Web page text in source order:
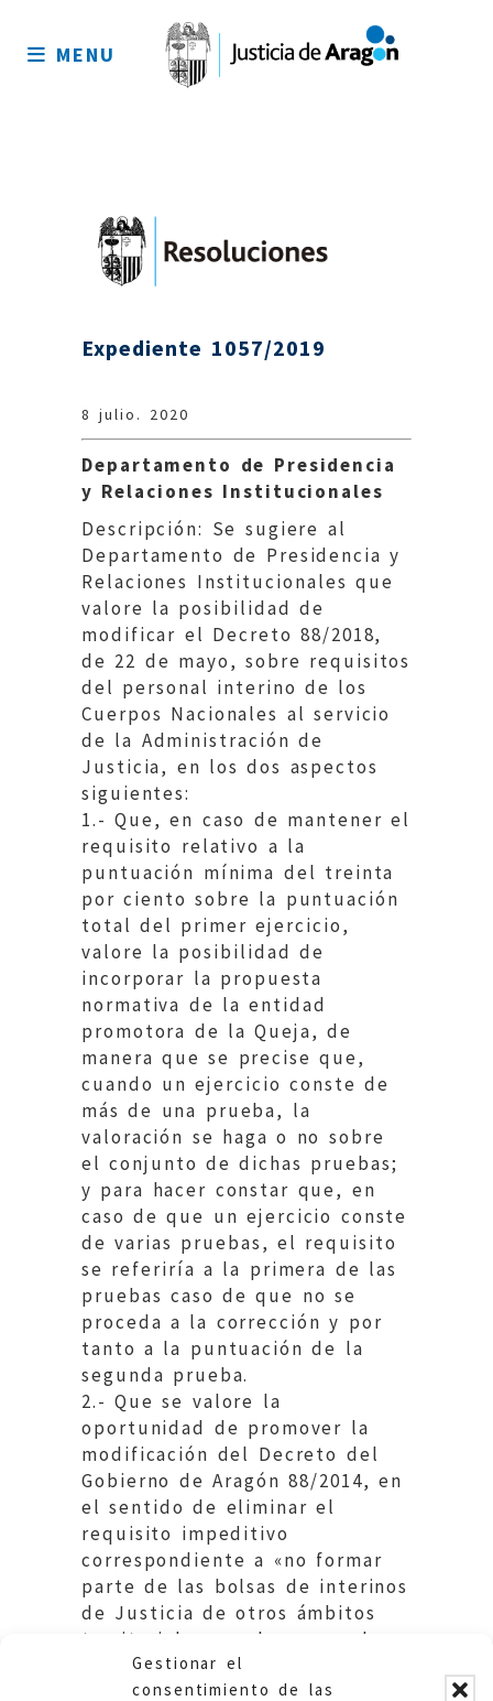
Gestionar el
consentimiento de las
sitio
MENU
Expediente 1057/2019
8 julio. 2020
Departamento de Presidencia
y Relaciones Institucionales
Descripción: Se sugiere al
Departamento de Presidencia y
Relaciones Institucionales que
valore la posibilidad de
modificar el Decreto 88/2018,
de 22 de mayo, sobre requisitos
del personal interino de los
Cuerpos Nacionales al servicio
de la Administración de
Justicia, en los dos aspectos
siguientes:
1.- Que, en caso de mantener el
requisito relativo a la
puntuación mínima del treinta
por ciento sobre la puntuación
total del primer ejercicio,
valore la posibilidad de
incorporar la propuesta
normativa de la entidad
promotora de la Queja, de
manera que se precise que,
cuando un ejercicio conste de
más de una prueba, la
valoración se haga o no sobre
el conjunto de dichas pruebas;
y para hacer constar que, en
caso de que un ejercicio conste
de varias pruebas, el requisito
se referiría a la primera de las
pruebas caso de que no se
proceda a la corrección y por
tanto a la puntuación de la
segunda prueba.
2.- Que se valore la
oportunidad de promover la
modificación del Decreto del
Gobierno de Aragón 88/2014, en
el sentido de eliminar el
requisito impeditivo
correspondiente a «no formar
parte de las bolsas de interinos
de Justicia de otros ámbitos
territoriales en el cuerpo al
que se aspira».